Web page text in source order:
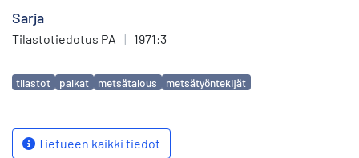
Sarja
Tilastotiedotus PA | 1971:3
Avainsanat
tilastot palkat metsätalous metsätyöntekijät
Tietueen kaikki tiedot